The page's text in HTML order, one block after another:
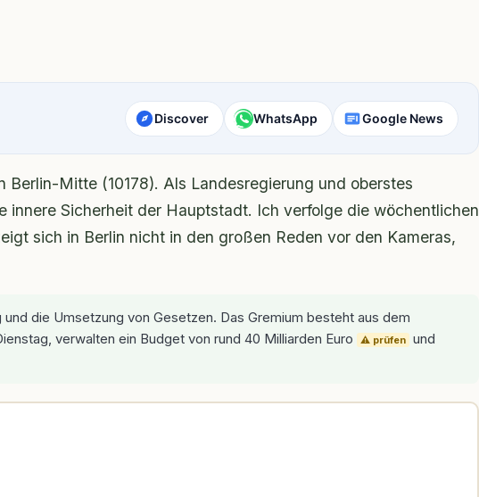
Discover WhatsApp Google News
Mitte (10178). Als Landesregierung und oberstes
Sicherheit der Hauptstadt. Ich verfolge die wöchentlichen
sich in Berlin nicht in den großen Reden vor den Kameras,
die Umsetzung von Gesetzen. Das Gremium besteht aus dem
verwalten ein Budget von rund 40 Milliarden Euro ⚠️ prüfen und